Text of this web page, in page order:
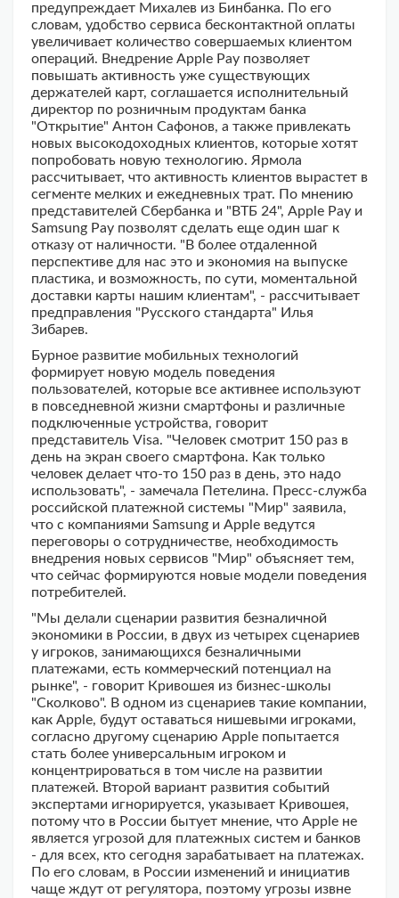
предупреждает Михалев из Бинбанка. По его
словам, удобство сервиса бесконтактной оплаты
увеличивает количество совершаемых клиентом
операций. Внедрение Apple Pay позволяет
повышать активность уже существующих
держателей карт, соглашается исполнительный
директор по розничным продуктам банка
"Открытие" Антон Сафонов, а также привлекать
новых высокодоходных клиентов, которые хотят
попробовать новую технологию. Ярмола
рассчитывает, что активность клиентов вырастет в
сегменте мелких и ежедневных трат. По мнению
представителей Сбербанка и "ВТБ 24", Apple Pay и
Samsung Pay позволят сделать еще один шаг к
отказу от наличности. "В более отдаленной
перспективе для нас это и экономия на выпуске
пластика, и возможность, по сути, моментальной
доставки карты нашим клиентам", - рассчитывает
предправления "Русского стандарта" Илья
Зибарев.
Бурное развитие мобильных технологий
формирует новую модель поведения
пользователей, которые все активнее используют
в повседневной жизни смартфоны и различные
подключенные устройства, говорит
представитель Visa. "Человек смотрит 150 раз в
день на экран своего смартфона. Как только
человек делает что-то 150 раз в день, это надо
использовать", - замечала Петелина. Пресс-служба
российской платежной системы "Мир" заявила,
что с компаниями Samsung и Apple ведутся
переговоры о сотрудничестве, необходимость
внедрения новых сервисов "Мир" объясняет тем,
что сейчас формируются новые модели поведения
потребителей.
"Мы делали сценарии развития безналичной
экономики в России, в двух из четырех сценариев
у игроков, занимающихся безналичными
платежами, есть коммерческий потенциал на
рынке", - говорит Кривошея из бизнес-школы
"Сколково". В одном из сценариев такие компании,
как Apple, будут оставаться нишевыми игроками,
согласно другому сценарию Apple попытается
стать более универсальным игроком и
концентрироваться в том числе на развитии
платежей. Второй вариант развития событий
экспертами игнорируется, указывает Кривошея,
потому что в России бытует мнение, что Apple не
является угрозой для платежных систем и банков
- для всех, кто сегодня зарабатывает на платежах.
По его словам, в России изменений и инициатив
чаще ждут от регулятора, поэтому угрозы извне